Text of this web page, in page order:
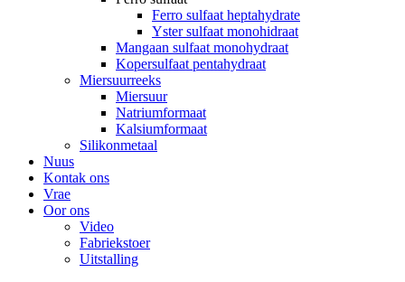
Ferro sulfaat heptahydrate
Yster sulfaat monohidraat
Mangaan sulfaat monohydraat
Kopersulfaat pentahydraat
Miersuurreeks
Miersuur
Natriumformaat
Kalsiumformaat
Silikonmetaal
Nuus
Kontak ons
Vrae
Oor ons
Video
Fabriekstoer
Uitstalling